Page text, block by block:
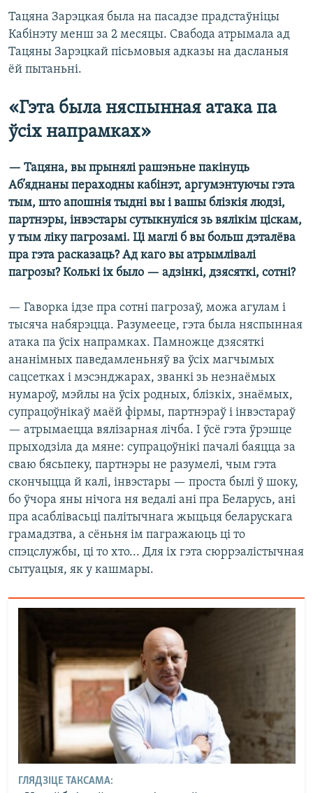
Тацяна Зарэцкая была на пасадзе прадстаўніцы
Кабінэту менш за 2 месяцы. Свабода атрымала ад
Тацяны Зарэцкай пісьмовыя адказы на дасланыя
ёй пытаньні.
«Гэта была няспынная атака па
ўсіх напрамках»
— Тацяна, вы прынялі рашэньне пакінуць
Аб’яднаны пераходны кабінэт, аргумэнтуючы гэта
тым, што апошнія тыдні вы і вашы блізкія людзі,
партнэры, інвэстары сутыкнуліся зь вялікім ціскам,
у тым ліку пагрозамі. Ці маглі б вы больш дэталёва
пра гэта расказаць? Ад каго вы атрымлівалі
пагрозы? Колькі іх было — адзінкі, дзясяткі, сотні?
— Гаворка ідзе пра сотні пагрозаў, можа агулам і
тысяча набярэцца. Разумееце, гэта была няспынная
атака па ўсіх напрамках. Памножце дзясяткі
ананімных паведамленьняў ва ўсіх магчымых
сацсетках і мэсэнджарах, званкі зь незнаёмых
нумароў, мэйлы на ўсіх родных, блізкіх, знаёмых,
супрацоўнікаў маёй фірмы, партнэраў і інвэстараў
— атрымаецца вялізарная лічба. І ўсё гэта ўрэшце
прыходзіла да мяне: супрацоўнікі пачалі баяцца за
сваю бясьпеку, партнэры не разумелі, чым гэта
скончыцца й калі, інвэстары — проста былі ў шоку,
бо ўчора яны нічога ня ведалі ані пра Беларусь, ані
пра асаблівасьці палітычнага жыцьця беларускага
грамадзтва, а сёньня ім пагражаюць ці то
спэцслужбы, ці то хто... Для іх гэта сюррэалістычная
сытуацыя, як у кашмары.
ГЛЯДЗІЦЕ ТАКСАМА: